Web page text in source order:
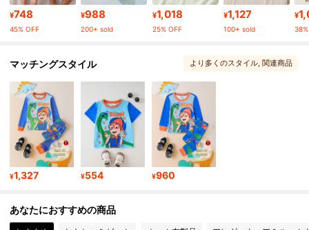
4.94 1.1M フォロワー
1.1M フォロワー
1.1M フォロワー
4.94 1.1M フォロワー
¥748
45% OFF
¥988
200+ sold
¥1,018
25% OFF
¥1,127
100+ sold
¥
マッチングスタイル より多くのスタイル, 関連商品
¥1,327 ¥554 ¥960
あなたにおすすめの商品